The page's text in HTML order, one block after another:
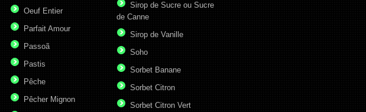
Oeuf Entier
Parfait Amour
Passoã
Pastis
Pêche
Pêcher Mignon
Sirop de Sucre ou Sucre
de Canne
Sirop de Vanille
Soho
Sorbet Banane
Sorbet Citron
Sorbet Citron Vert